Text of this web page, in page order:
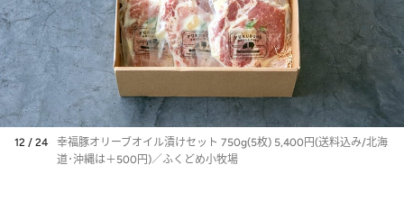
12 / 24
幸福豚オリーブオイル漬けセット 750g(5枚) 5,400円(送料込み/北海
道･沖縄は＋500円)／ふくどめ小牧場